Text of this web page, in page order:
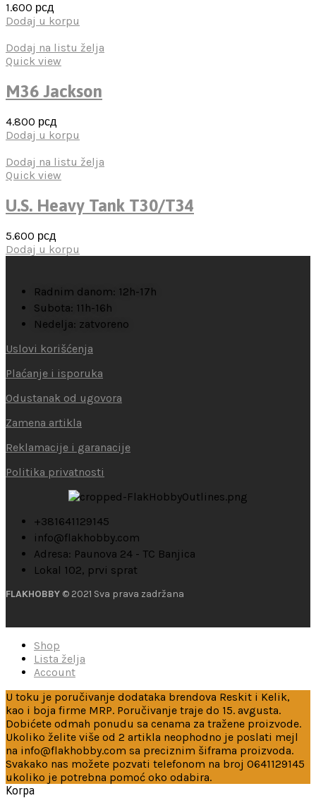
1.600 рсд
Dodaj u korpu
Dodaj na listu želja
Quick view
M36 Jackson
4.800 рсд
Dodaj u korpu
Dodaj na listu želja
Quick view
U.S. Heavy Tank T30/T34
5.600 рсд
Dodaj u korpu
Radnim danom: 12h-17h
Subota: 11h-16h
Nedelja: zatvoreno
Uslovi korišćenja
Plaćanje i isporuka
Odustanak od ugovora
Zamena artikla
Reklamacije i garanacije
Politika privatnosti
+381641129145
info@flakhobby.com
Adresa: Paunova 24 - TC Banjica
Lokal 102, prvi sprat
FLAKHOBBY © 2021 Sva prava zadržana
Shop
Lista želja
Account
U toku je poručivanje dodataka brendova Reskit i Kelik,
kao i boja firme MRP. Poručivanje traje do 15. avgusta.
Dobićete odmah ponudu sa cenama za tražene proizvode.
Ukoliko želite više od 2 artikla neophodno je poslati mejl
na info@flakhobby.com sa preciznim šiframa proizvoda.
Svakako nas možete pozvati telefonom na broj 0641129145
ukoliko je potrebna pomoć oko odabira.
Korpa